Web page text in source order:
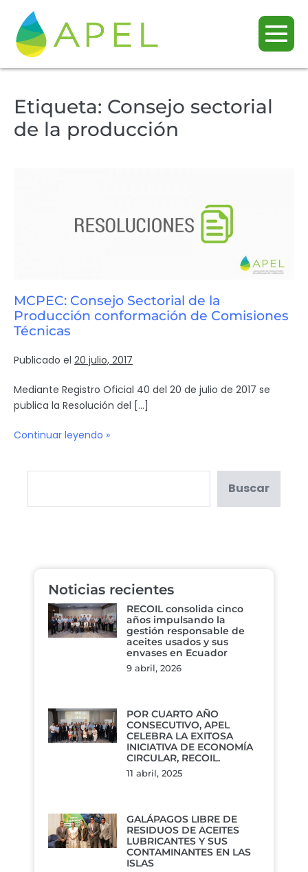
Etiqueta: Consejo sectorial
de la producción
MCPEC: Consejo Sectorial de la
Producción conformación de Comisiones
Técnicas
Publicado el 20 julio, 2017
Mediante Registro Oficial 40 del 20 de julio de 2017 se
publica la Resolución del […]
Continuar leyendo »
Buscar
Noticias recientes
RECOIL consolida cinco
años impulsando la
gestión responsable de
aceites usados y sus
envases en Ecuador
9 abril, 2026
POR CUARTO AÑO
CONSECUTIVO, APEL
CELEBRA LA EXITOSA
INICIATIVA DE ECONOMÍA
CIRCULAR, RECOIL.
11 abril, 2025
GALÁPAGOS LIBRE DE
RESIDUOS DE ACEITES
LUBRICANTES Y SUS
CONTAMINANTES EN LAS
ISLAS